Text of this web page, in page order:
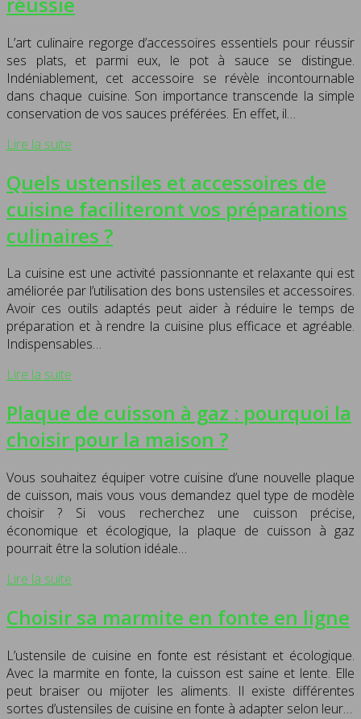
L’art culinaire regorge d’accessoires essentiels pour réussir
ses plats, et parmi eux, le pot à sauce se distingue.
Indéniablement, cet accessoire se révèle incontournable
dans chaque cuisine. Son importance transcende la simple
conservation de vos sauces préférées. En effet, il…
Lire la suite
Quels ustensiles et accessoires de
cuisine faciliteront vos préparations
culinaires ?
La cuisine est une activité passionnante et relaxante qui est
améliorée par l’utilisation des bons ustensiles et accessoires.
Avoir ces outils adaptés peut aider à réduire le temps de
préparation et à rendre la cuisine plus efficace et agréable.
Indispensables…
Lire la suite
Plaque de cuisson à gaz : pourquoi la
choisir pour la maison ?
Vous souhaitez équiper votre cuisine d’une nouvelle plaque
de cuisson, mais vous vous demandez quel type de modèle
choisir ? Si vous recherchez une cuisson précise,
économique et écologique, la plaque de cuisson à gaz
pourrait être la solution idéale…
Lire la suite
Choisir sa marmite en fonte en ligne
L’ustensile de cuisine en fonte est résistant et écologique.
Avec la marmite en fonte, la cuisson est saine et lente. Elle
peut braiser ou mijoter les aliments. Il existe différentes
sortes d’ustensiles de cuisine en fonte à adapter selon leur…